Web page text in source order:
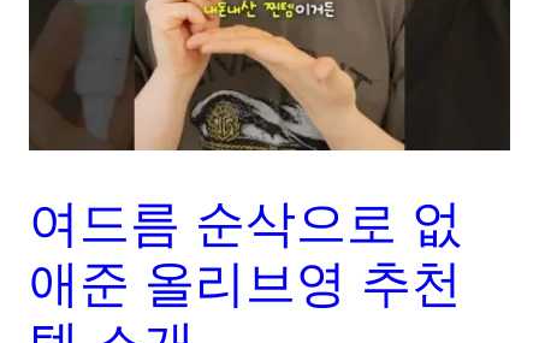
여드름 순삭으로 없
애준 올리브영 추천